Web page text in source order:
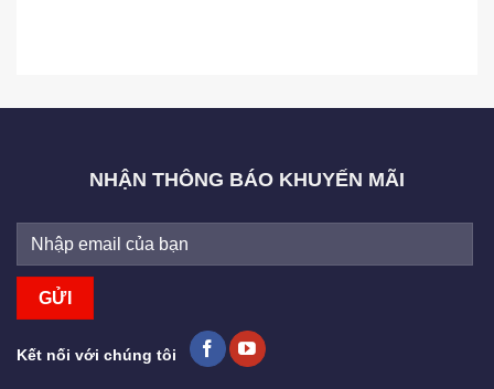
NHẬN THÔNG BÁO KHUYẾN MÃI
Kết nối với chúng tôi